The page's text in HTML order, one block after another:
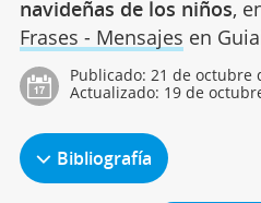
navideñas de los niños,
Frases - Mensajes en
Publicado: 21 de octubre
Actualizado: 19 de
Bibliografía